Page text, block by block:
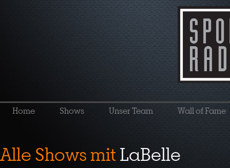
Home Shows Unser Team Wall of Fame
Alle Shows mitLaBelle